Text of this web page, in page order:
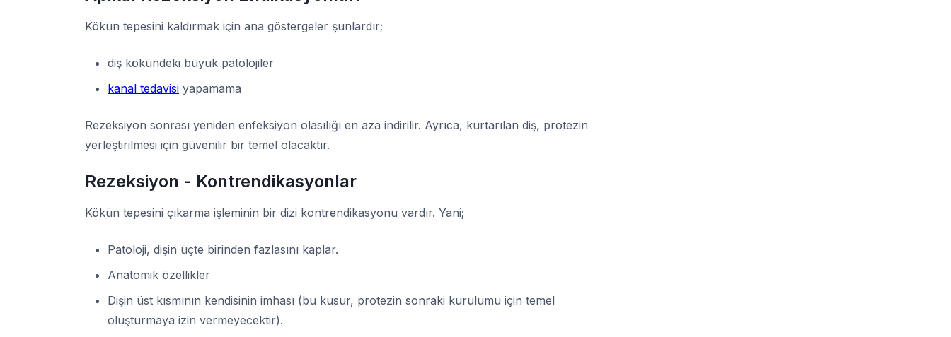
Kökün tepesini kaldırmak için ana göstergeler şunlardır;
diş kökündeki büyük patolojiler
kanal tedavisi yapamama
Rezeksiyon sonrası yeniden enfeksiyon olasılığı en aza indirilir. Ayrıca, kurtarılan diş, protezin
yerleştirilmesi için güvenilir bir temel olacaktır.
Rezeksiyon - Kontrendikasyonlar
Kökün tepesini çıkarma işleminin bir dizi kontrendikasyonu vardır. Yani;
Patoloji, dişin üçte birinden fazlasını kaplar.
Anatomik özellikler
Dişin üst kısmının kendisinin imhası (bu kusur, protezin sonraki kurulumu için temel
oluşturmaya izin vermeyecektir).